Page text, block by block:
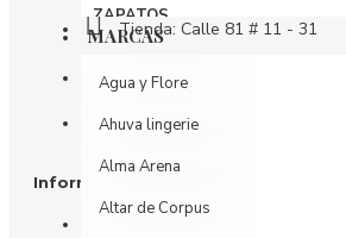
ZAPATOS
MARCAS
Agua y Flore
Ahuva lingerie
Alma Arena
Altar de Corpus
Tienda: Calle 81 # 11 - 31
Oficina: Calle 81 # 11 - 31 piso 4
Whatsapp
Información